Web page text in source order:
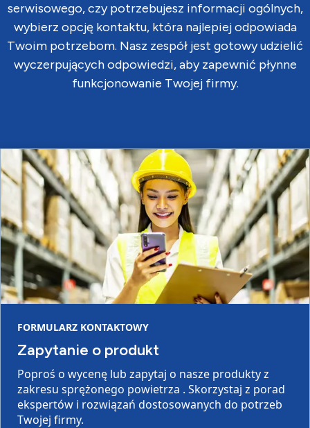
serwisowego, czy potrzebujesz informacji ogólnych,
wybierz opcję kontaktu, która najlepiej odpowiada
Twoim potrzebom. Nasz zespół jest gotowy udzielić
wyczerpujących odpowiedzi, aby zapewnić płynne
funkcjonowanie Twojej firmy.
FORMULARZ KONTAKTOWY
Zapytanie o produkt
Poproś o wycenę lub zapytaj o nasze produkty z
zakresu sprężonego powietrza . Skorzystaj z porad
ekspertów i rozwiązań dostosowanych do potrzeb
Twojej firmy.